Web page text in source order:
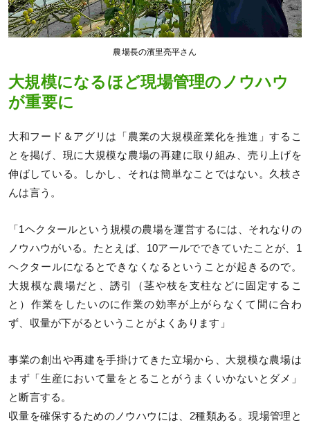
農場長の濱里亮平さん
大規模になるほど現場管理のノウハウ
が重要に
大和フード＆アグリは「農業の大規模産業化を推進」するこ
とを掲げ、現に大規模な農場の再建に取り組み、売り上げを
伸ばしている。しかし、それは簡単なことではない。久枝さ
んは言う。
「1ヘクタールという規模の農場を運営するには、それなりの
ノウハウがいる。たとえば、10アールでできていたことが、1
ヘクタールになるとできなくなるということが起きるので。
大規模な農場だと、誘引（茎や枝を支柱などに固定するこ
と）作業をしたいのに作業の効率が上がらなくて間に合わ
ず、収量が下がるということがよくあります」
事業の創出や再建を手掛けてきた立場から、大規模な農場は
まず「生産において量をとることがうまくいかないとダメ」
と断言する。
収量を確保するためのノウハウには、2種類ある。現場管理と